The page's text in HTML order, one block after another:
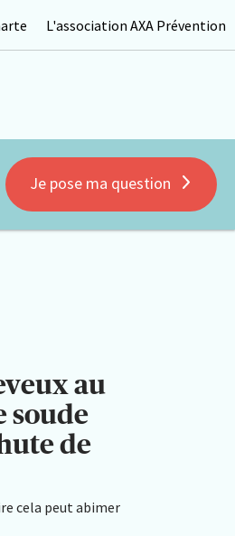
L'association AXA Prévention
Je pose ma question
au
soude
de
cela peut abimer